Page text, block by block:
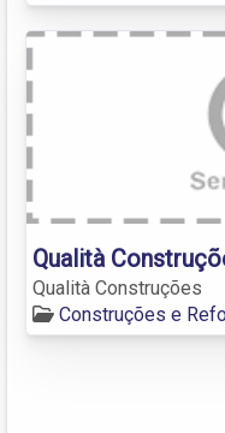
Qualità
Qualità Construções
Construções e